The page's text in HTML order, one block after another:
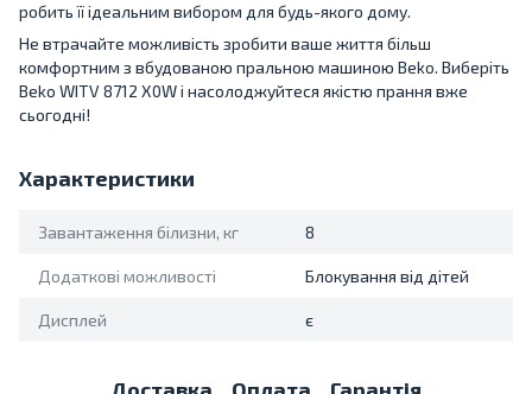
робить її ідеальним вибором для будь-якого дому.
Не втрачайте можливість зробити ваше життя більш
комфортним з вбудованою пральною машиною Beko. Виберіть
Beko WITV 8712 X0W і насолоджуйтеся якістю прання вже
сьогодні!
Характеристики
Завантаження білизни, кг 8
Додаткові можливості Блокування від дітей
Дисплей є